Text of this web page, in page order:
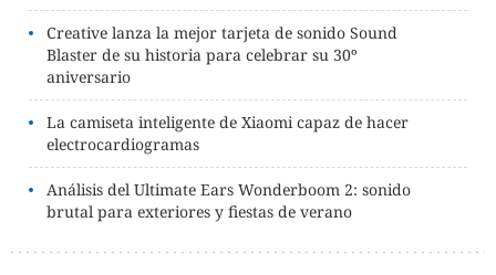
Creative lanza la mejor tarjeta de sonido Sound
Blaster de su historia para celebrar su 30º
aniversario
La camiseta inteligente de Xiaomi capaz de hacer
electrocardiogramas
Análisis del Ultimate Ears Wonderboom 2: sonido
brutal para exteriores y fiestas de verano